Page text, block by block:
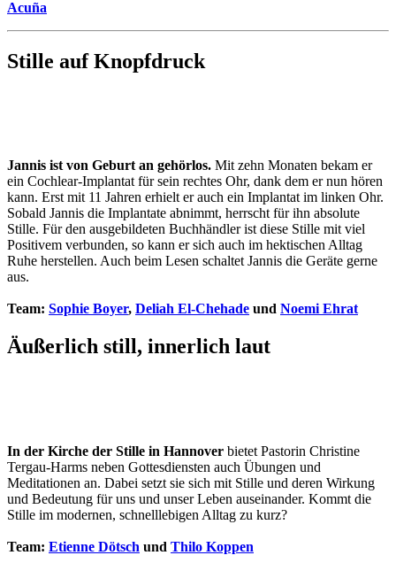
Acuña
Stille auf Knopfdruck
Jannis ist von Geburt an gehörlos. Mit zehn Monaten bekam er
ein Cochlear-Implantat für sein rechtes Ohr, dank dem er nun hören
kann. Erst mit 11 Jahren erhielt er auch ein Implantat im linken Ohr.
Sobald Jannis die Implantate abnimmt, herrscht für ihn absolute
Stille. Für den ausgebildeten Buchhändler ist diese Stille mit viel
Positivem verbunden, so kann er sich auch im hektischen Alltag
Ruhe herstellen. Auch beim Lesen schaltet Jannis die Geräte gerne
aus.
Team: Sophie Boyer, Deliah El-Chehade und Noemi Ehrat
Äußerlich still, innerlich laut
In der Kirche der Stille in Hannover bietet Pastorin Christine
Tergau-Harms neben Gottesdiensten auch Übungen und
Meditationen an. Dabei setzt sie sich mit Stille und deren Wirkung
und Bedeutung für uns und unser Leben auseinander. Kommt die
Stille im modernen, schnelllebigen Alltag zu kurz?
Team: Etienne Dötsch und Thilo Koppen